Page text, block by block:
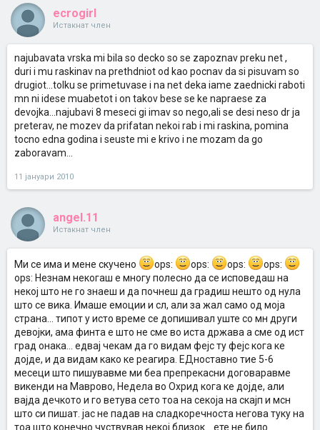
ecrogirl
Истакнат член
najubavata vrska mi bila so decko so se zapoznav preku net ,
duri i mu raskinav na prethdniot od kao pocnav da si pisuvam so
drugiot...tolku se primetuvase i na net deka iame zaednicki raboti
mn ni idese muabetot i on takov bese se ke napraese za
devojka...najubavi 8 meseci gi imav so nego,ali se desi neso dr ja
preterav, ne mozev da prifatan nekoi rab i mi raskina, pomina
tocno edna godina i seuste mi e krivo i ne mozam da go
zaboravam...
11 јануари 2010
angel.11
Истакнат член
Ми се има и мене скучено ops: ops: ops:
ops:
ops: Незнам некогаш е многу полесно да се исповедаш на
некој што не го знаеш и да почнеш да градиш нешто од нула
што се вика. Имаше емоции и сл, али за жал само од моја
страна... типот у исто време се допишивал уште со мн други
девојки, ама финта е што не сме во иста држава а сме од ист
град онака... едвај чекам да го видам фејс ту фејс кога ке
дојде, и да видам како ке реагира. ЕДноставно тие 5-6
месеци што пишувавме ми беа препрекасни договаравме
викенди на Маврово, Недела во Охрид кога ке дојде, али
вајда дечкото и го ветува сето тоа на секоја на скајп и мсн
што си пишат. јас не падав на сладкоречноста негова туку на
тоа што конечно чуствував некој близок....ете не било